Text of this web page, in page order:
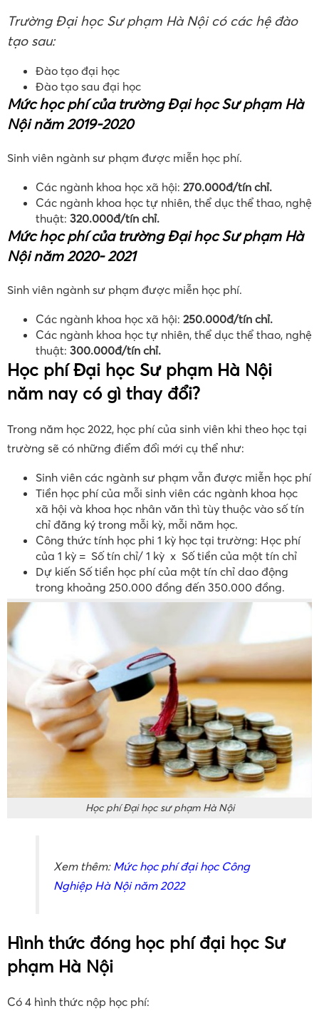
– Có đủ khả năng tiếp tục học tập, nghiên cứu chuyên
môn ở trình độ thạc sĩ, tiến sĩ.
Học phí Đại học sư phạm Hà Nội
Trường Đại học Sư phạm Hà Nội có các hệ đào
tạo sau:
Đào tạo đại học
Đào tạo sau đại học
Mức học phí của trường Đại học Sư phạm Hà
Nội năm 2019-2020
Sinh viên ngành sư phạm được miễn học phí.
Các ngành khoa học tự nhiên, thể dục thể thao, nghệ
thuật:
Mức học phí của trường Đại học Sư phạm Hà
Nội năm 2020- 2021
Sinh viên ngành sư phạm được miễn học phí.
Các ngành khoa học tự nhiên, thể dục thể thao, nghệ
thuật: 300.000đ/tín chỉ.
năm nay có gì thay đổi?
Trong năm học 2022, học phí của sinh viên khi theo học tại
trường sẽ có những điểm đổi mới cụ thể như:
Sinh viên các ngành sư phạm vẫn được miễn học phí
Tiền học phí của mỗi sinh viên các ngành khoa học
xã hội và khoa học nhân văn thì tùy thuộc vào số tín
Công thức tính học phi 1 kỳ học tại trường: Học phí
của 1 kỳ = Số tín chỉ/ 1 kỳ x Số tiền của một tín chỉ
Dự kiến Số tiền học phí của một tín chỉ dao động
trong khoảng 250.000 đồng đến 350.000 đồng.
Xem thêm:
Nghiệp Hà Nội năm 2022